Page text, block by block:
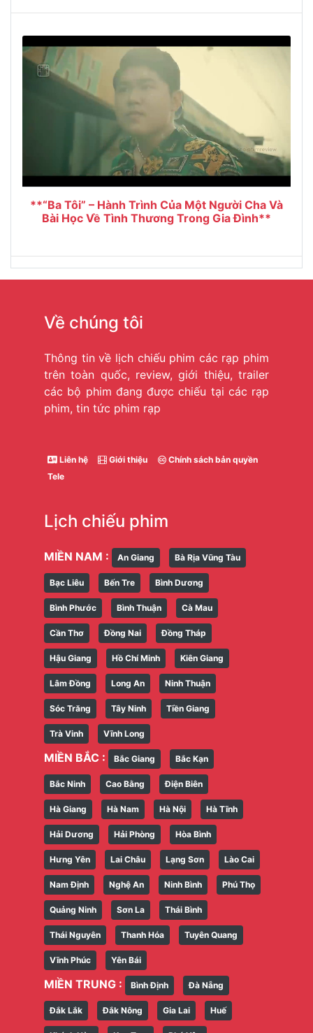
**“Ba Tôi” – Hành Trình Của Một Người Cha Và
Bài Học Về Tình Thương Trong Gia Đình**
Về chúng tôi
Thông tin về lịch chiếu phim các rạp phim
trên toàn quốc, review, giới thiệu, trailer
các bộ phim đang được chiếu tại các rạp
phim, tin tức phim rạp
Liên hệ Giới thiệu
Chính sách bản quyền
Tele
Lịch chiếu phim
MIỀN NAM : An Giang Bà Rịa Vũng Tàu
Bạc Liêu Bến Tre Bình Dương
Bình Phước Bình Thuận Cà Mau
Cần Thơ Đồng Nai Đồng Tháp
Hậu Giang Hồ Chí Minh Kiên Giang
Lâm Đồng Long An Ninh Thuận
Sóc Trăng Tây Ninh Tiền Giang
Trà Vinh Vĩnh Long
MIỀN BẮC : Bắc Giang Bắc Kạn
Bắc Ninh Cao Bằng Điện Biên
Hà Giang Hà Nam Hà Nội Hà Tĩnh
Hải Dương Hải Phòng Hòa Bình
Hưng Yên Lai Châu Lạng Sơn Lào Cai
Nam Định Nghệ An Ninh Bình Phú Thọ
Quảng Ninh Sơn La Thái Bình
Thái Nguyên Thanh Hóa Tuyên Quang
Vĩnh Phúc Yên Bái
MIỀN TRUNG : Bình Định Đà Nẵng
Đắk Lắk Đắk Nông Gia Lai Huế